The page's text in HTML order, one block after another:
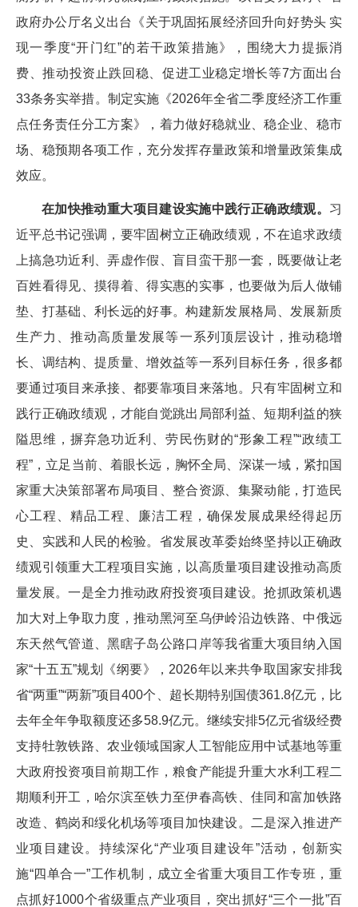
政府办公厅名义出台《关于巩固拓展经济回升向好势头 实
现一季度“开门红”的若干政策措施》，围绕大力提振消
费、推动投资止跌回稳、促进工业稳定增长等7方面出台
33条务实举措。制定实施《2026年全省二季度经济工作重
点任务责任分工方案》，着力做好稳就业、稳企业、稳市
场、稳预期各项工作，充分发挥存量政策和增量政策集成
效应。
在加快推动重大项目建设实施中践行正确政绩观。 习
近平总书记强调，要牢固树立正确政绩观，不在追求政绩
上搞急功近利、弄虚作假、盲目蛮干那一套，既要做让老
百姓看得见、摸得着、得实惠的实事，也要做为后人做铺
垫、打基础、利长远的好事。构建新发展格局、发展新质
生产力、推动高质量发展等一系列顶层设计，推动稳增
长、调结构、提质量、增效益等一系列目标任务，很多都
要通过项目来承接、都要靠项目来落地。只有牢固树立和
践行正确政绩观，才能自觉跳出局部利益、短期利益的狭
隘思维，摒弃急功近利、劳民伤财的“形象工程”“政绩工
程”，立足当前、着眼长远，胸怀全局、深谋一域，紧扣国
家重大决策部署布局项目、整合资源、集聚动能，打造民
心工程、精品工程、廉洁工程，确保发展成果经得起历
史、实践和人民的检验。省发展改革委始终坚持以正确政
绩观引领重大工程项目实施，以高质量项目建设推动高质
量发展。一是全力推动政府投资项目建设。抢抓政策机遇
加大对上争取力度，推动黑河至乌伊岭沿边铁路、中俄远
东天然气管道、黑瞎子岛公路口岸等我省重大项目纳入国
家“十五五”规划《纲要》，2026年以来共争取国家安排我
省“两重”“两新”项目400个、超长期特别国债361.8亿元，比
去年全年争取额度还多58.9亿元。继续安排5亿元省级经费
支持牡敦铁路、农业领域国家人工智能应用中试基地等重
大政府投资项目前期工作，粮食产能提升重大水利工程二
期顺利开工，哈尔滨至铁力至伊春高铁、佳同和富加铁路
改造、鹤岗和绥化机场等项目加快建设。二是深入推进产
业项目建设。持续深化“产业项目建设年”活动，创新实
施“四单合一”工作机制，成立全省重大项目工作专班，重
点抓好1000个省级重点产业项目，突出抓好“三个一批”百